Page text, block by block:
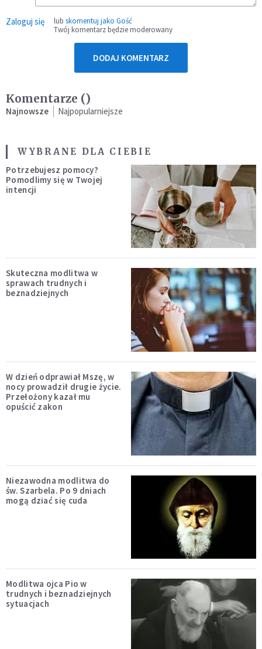
Zaloguj się lub skomentuj jako Gość
Twój komentarz będzie moderowany
DODAJ KOMENTARZ
Komentarze ()
Najnowsze Najpopularniejsze
WYBRANE DLA CIEBIE
Potrzebujesz pomocy?
Pomodlimy się w Twojej
intencji
Skuteczna modlitwa w
sprawach trudnych i
beznadziejnych
W dzień odprawiał Mszę, w
nocy prowadził drugie życie.
Przełożony kazał mu
opuścić zakon
Niezawodna modlitwa do
św. Szarbela. Po 9 dniach
mogą dziać się cuda
Modlitwa ojca Pio w
trudnych i beznadziejnych
sytuacjach